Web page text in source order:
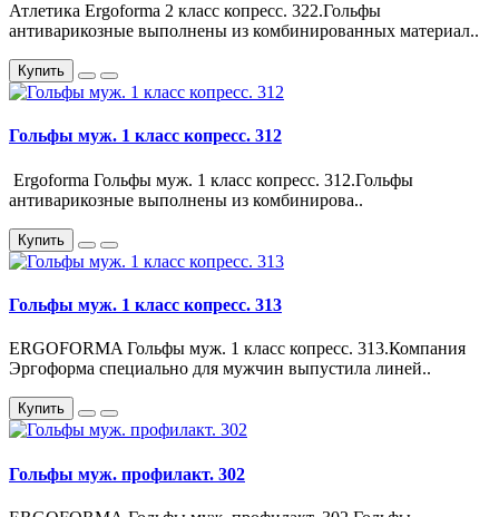
Атлетика Ergoforma 2 класс копресс. 322.Гольфы
антиварикозные выполнены из комбинированных материал..
Купить
Гольфы муж. 1 класс копресс. 312
Ergoforma Гольфы муж. 1 класс копресс. 312.Гольфы
антиварикозные выполнены из комбинирова..
Купить
Гольфы муж. 1 класс копресс. 313
ERGOFORMA Гольфы муж. 1 класс копресс. 313.Компания
Эргоформа специально для мужчин выпустила линей..
Купить
Гольфы муж. профилакт. 302